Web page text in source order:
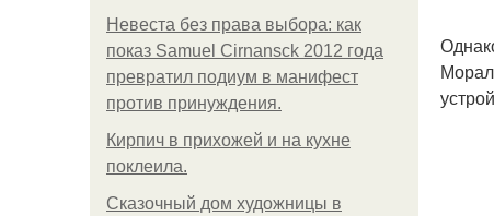
Невеста без права выбора: как
показ Samuel Cirnansck 2012 года
превратил подиум в манифест
против принуждения.
Кирпич в прихожей и на кухне
поклеила.
Сказочный дом художницы в